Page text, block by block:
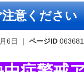
・リサ
意ください
6日 ｜ ページID 063681